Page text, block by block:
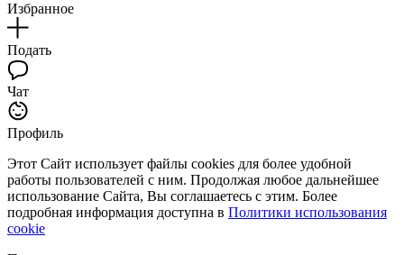
Избранное
Подать
Чат
Профиль
Этот Сайт использует файлы cookies для более удобной
работы пользователей с ним. Продолжая любое дальнейшее
использование Сайта, Вы соглашаетесь с этим. Более
подробная информация доступна в Политики использования
cookie